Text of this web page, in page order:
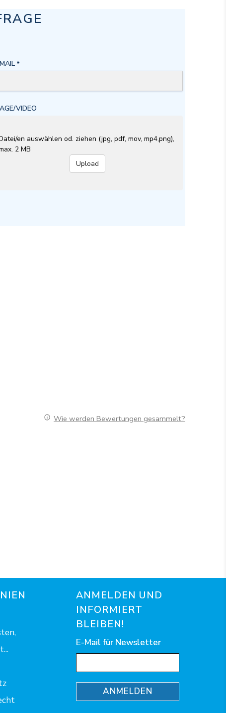
*
VIDEO
en auswählen od. ziehen (jpg, pdf, mov, mp4,png),
2 MB
Upload
Wie werden Bewertungen gesammelt?
ANMELDEN UND
INFORMIERT
BLEIBEN!
E-Mail für Newsletter
ANMELDEN